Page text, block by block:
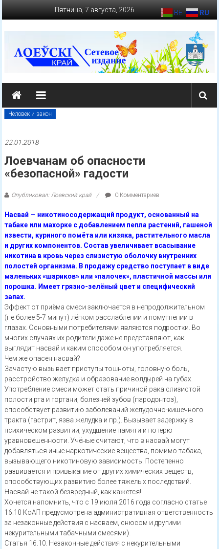
Пятница, 7 августа, 2026
loevkraj.by
Еженедельная
районная
газета
Человек и закон
22.01.2018
Лоевчанам об опасности
«безопасной» гадости
Опубликовал: Лоевский край 0 Комментариев
Насвай — никотиносодержащий продукт, основанный на
табаке или махорке с добавлением пепла растений, гашеной
извести, куриного помёта или кизяка, растительного масла
и других компонентов. Состав увеличивает всасывание
никотина в кровь через слизистую оболочку внутренних
полостей организма. В продажу средство поступает в виде
маленьких «шариков» или «палочек», пластичной массы или
порошка. Имеет грязно-зелёный цвет и специфический
запах.
Эффект от приёма смеси заключается в непродолжительном
(не более 5-7 минут) лёгком расслаблении и помутнении в
глазах. Основными потребителями являются подростки. Во
многих случаях их родители даже не представляют, как
выглядит насвай и каким способом он употребляется.
Чем же опасен насвай?
Зачастую вызывает приступы тошноты, головную боль,
расстройство желудка и образование волдырей на губах.
Употребление смеси может стать причиной рака слизистой
полости рта и гортани, болезней зубов (пародонтоз),
способствует развитию заболеваний желудочно-кишечного
тракта (гастрит, язва желудка и пр.). Вызывает задержку в
психическом развитии, ухудшение памяти и потерю
уравновешенности. Учёные считают, что в насвай могут
добавляться иные наркотические вещества, помимо табака,
вызывающего никотиновую зависимость. Постепенно
развивается и привыкание от других химических веществ,
способствующих развитию более тяжелых последствий.
Насвай не такой безвредный, как кажется!
Хочется напомнить, что с 19 июля 2016 года согласно статье
16.10 КоАП предусмотрена административная ответственность
за незаконные действия с насваем, снюсом и другими
некурительными табачными смесями).
Статья 16.10. Незаконные действия с некурительными
BE RU